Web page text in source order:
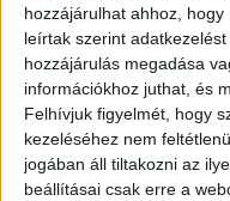
hozzájárulhat ahhoz,
leírtak szerint
hozzájárulás megadása
információkhoz juthat, és
Felhívjuk figyelmét, hogy
kezeléséhez nem
jogában áll tiltakozni az
beállításai csak erre a